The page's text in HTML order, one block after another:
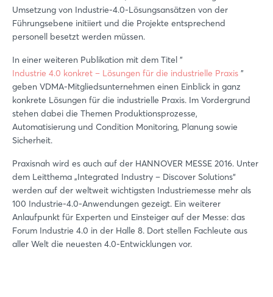
Umsetzung von Industrie-4.0-Lösungsansätzen von der
Führungsebene initiiert und die Projekte entsprechend
personell besetzt werden müssen.
In einer weiteren Publikation mit dem Titel "
Industrie 4.0 konkret – Lösungen für die industrielle Praxis "
geben VDMA-Mitgliedsunternehmen einen Einblick in ganz
konkrete Lösungen für die industrielle Praxis. Im Vordergrund
stehen dabei die Themen Produktionsprozesse,
Automatisierung und Condition Monitoring, Planung sowie
Sicherheit.
Praxisnah wird es auch auf der HANNOVER MESSE 2016. Unter
dem Leitthema „Integrated Industry – Discover Solutions“
werden auf der weltweit wichtigsten Industriemesse mehr als
100 Industrie-4.0-Anwendungen gezeigt. Ein weiterer
Anlaufpunkt für Experten und Einsteiger auf der Messe: das
Forum Industrie 4.0 in der Halle 8. Dort stellen Fachleute aus
aller Welt die neuesten 4.0-Entwicklungen vor.